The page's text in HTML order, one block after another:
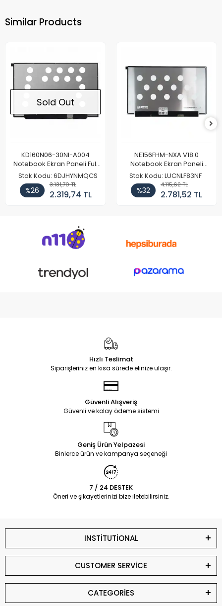
Similar Products
Sold Out
KD160N06-30NI-A004
Notebook Ekran Paneli Full
HD
Stok Kodu: 6DJHYNMQCS
%26
3.131,70 TL
2.319,74 TL
NE156FHM-NXA V18.0
Notebook Ekran Paneli
144Hz
Stok Kodu: LUCNLF83NF
%32
4.115,62 TL
2.781,52 TL
Hızlı Teslimat
Siparişleriniz en kısa sürede elinize ulaşır.
Güvenli Alışveriş
Güvenli ve kolay ödeme sistemi
Geniş Ürün Yelpazesi
Binlerce ürün ve kampanya seçeneği
7 / 24 DESTEK
Öneri ve şikayetlerinizi bize iletebilirsiniz.
INSTİTUTİONAL
CUSTOMER SERVİCE
CATEGORİES